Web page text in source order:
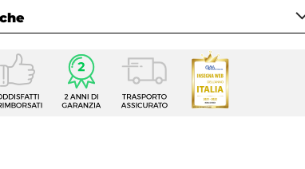
Portabiancheria
Beige